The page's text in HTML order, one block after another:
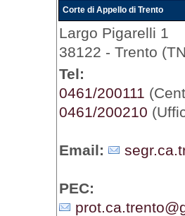
Corte di Appello di Trento
Largo Pigarelli 1
38122 - Trento
Tel:
0461/200111
0461/200210
Email:
PEC: